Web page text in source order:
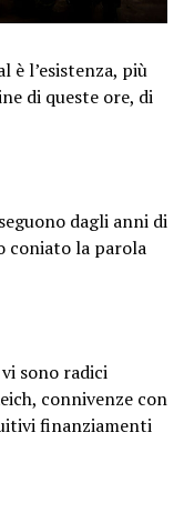
è l’esistenza, più
di queste ore, di
dagli anni di
coniato la parola
sono radici
connivenze con
finanziamenti